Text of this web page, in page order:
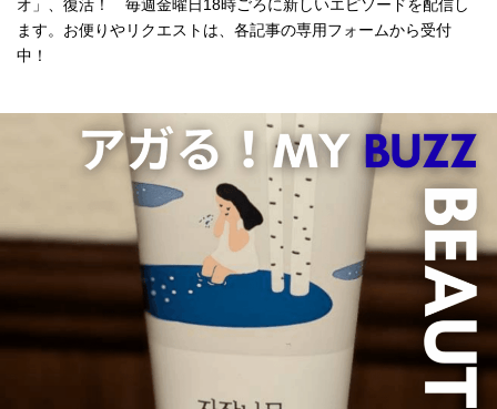
オ」、復活！ 毎週金曜日18時ごろに新しいエピソードを配信し
ます。お便りやリクエストは、各記事の専用フォームから受付
中！